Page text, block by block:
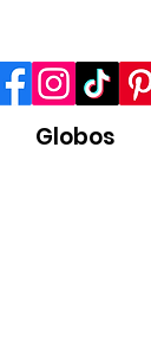
Globos